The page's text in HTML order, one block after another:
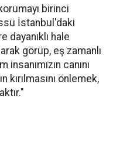
birinci
İstanbul'daki
dayanıklı hale
görüp, eş zamanlı
canını
kırılmasını önlemek,